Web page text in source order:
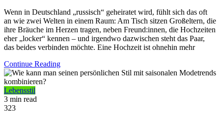
Wenn in Deutschland „russisch“ geheiratet wird, fühlt sich das oft
an wie zwei Welten in einem Raum: Am Tisch sitzen Großeltern, die
ihre Bräuche im Herzen tragen, neben Freund:innen, die Hochzeiten
eher „locker“ kennen – und irgendwo dazwischen steht das Paar,
das beides verbinden möchte. Eine Hochzeit ist ohnehin mehr
Continue Reading
Lebensstil
3 min read
323